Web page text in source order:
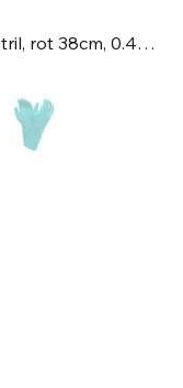
AlphaTec Solvex 37-900/10 (XL) Nitril, rot 38cm, 0.425mm